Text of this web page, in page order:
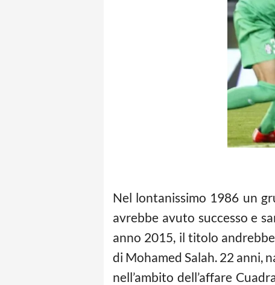
Nel lontanissimo 1986 un
avrebbe avuto successo e
anno 2015, il titolo
di Mohamed Salah. 22 anni,
nell’ambito dell’affare